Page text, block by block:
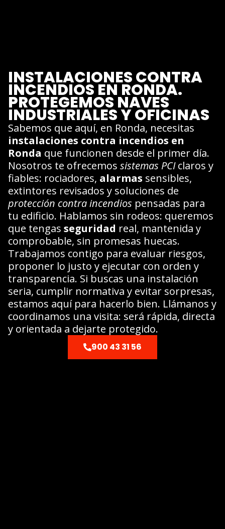
INSTALACIONES CONTRA
INCENDIOS EN RONDA.
PROTEGEMOS NAVES
INDUSTRIALES Y OFICINAS
Sabemos que aquí, en Ronda, necesitas
instalaciones contra incendios en
Ronda que funcionen desde el primer día.
Nosotros te ofrecemos sistemas PCIclaros y
fiables: rociadores, alarmas sensibles,
extintores revisados y soluciones de
protección contra incendios pensadas para
tu edificio. Hablamos sin rodeos: queremos
que tengas seguridad real, mantenida y
comprobable, sin promesas huecas.
Trabajamos contigo para evaluar riesgos,
proponer lo justo y ejecutar con orden y
transparencia. Si buscas una instalación
seria, cumplir normativa y evitar sorpresas,
estamos aquí para hacerlo bien. Llámanos y
coordinamos una visita: será rápida, directa
y orientada a dejarte protegido.
900 43 31 56